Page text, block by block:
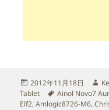
投
稿
日:
2012年11月18日
作
成
者
Tablet
タ
グ
Ainol Novo7
Elf2,Amlogic8726-M6,